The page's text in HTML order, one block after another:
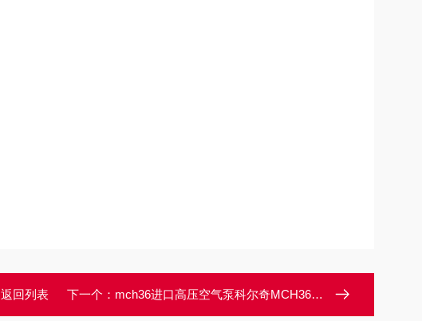
返回列表 下一个： mch36进口高压空气泵科尔奇MCH36排量650L填充泵